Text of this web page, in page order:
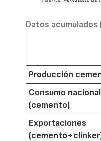
Datos
Producción
Consumo nacional
(cemento)
Exportaciones